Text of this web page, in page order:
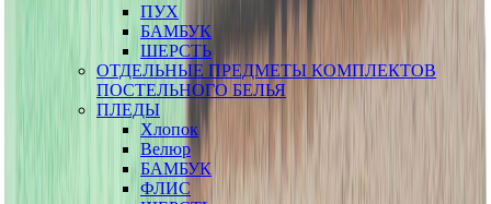
ПУХ
БАМБУК
ШЕРСТЬ
ОТДЕЛЬНЫЕ ПРЕДМЕТЫ КОМПЛЕКТОВ
ПОСТЕЛЬНОГО БЕЛЬЯ
ПЛЕДЫ
Хлопок
Велюр
БАМБУК
ФЛИС